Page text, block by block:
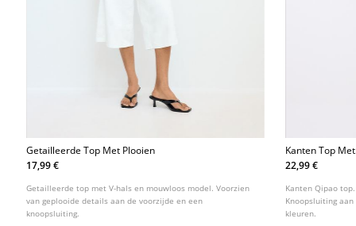
Getailleerde Top Met Plooien
17,99 €
Getailleerde top met V-hals en mouwloos model. Voorzien
van geplooide details aan de voorzijde en een
knoopsluiting.
Kanten Top Met
22,99 €
Kanten Qipao
Knoopsluiting
kleuren.